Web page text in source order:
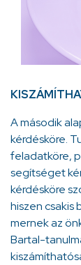
A második
kérdésköre.
feladatköre,
segítséget
kérdésköre
hiszen csakis
mernek az
Bartal-